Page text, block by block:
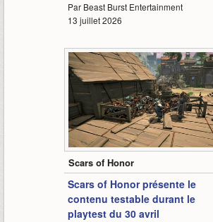
Par Beast Burst Entertainment
13 juillet 2026
Scars of Honor
Scars of Honor présente le
contenu testable durant le
playtest du 30 avril